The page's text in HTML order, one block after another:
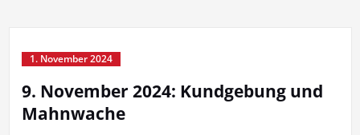
1. November 2024
9. November 2024: Kundgebung und
Mahnwache